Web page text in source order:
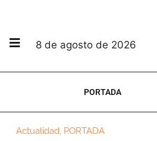
8 de agosto de 2026
PORTADA
Actualidad, PORTADA